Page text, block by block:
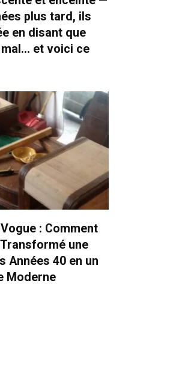
plus tard, ils
en disant que
et voici ce
: Comment
une
Années 40 en un
Moderne